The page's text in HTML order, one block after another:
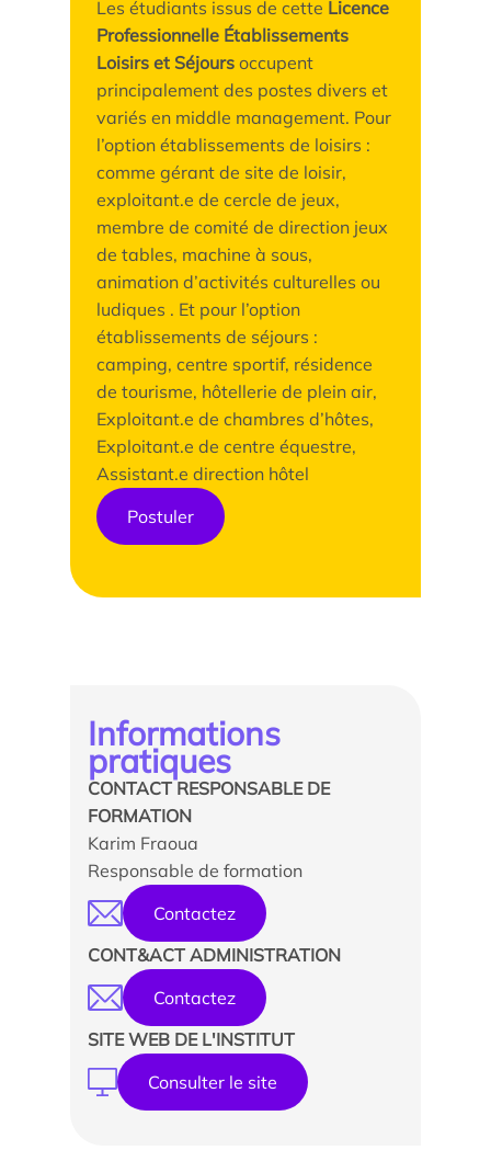
Les étudiants issus de cette Licence
Professionnelle Établissements
Loisirs et Séjours occupent
principalement des postes divers et
variés en middle management. Pour
l’option établissements de loisirs :
comme gérant de site de loisir,
exploitant.e de cercle de jeux,
membre de comité de direction jeux
de tables, machine à sous,
animation d’activités culturelles ou
ludiques . Et pour l’option
établissements de séjours :
camping, centre sportif, résidence
de tourisme, hôtellerie de plein air,
Exploitant.e de chambres d’hôtes,
Exploitant.e de centre équestre,
Assistant.e direction hôtel
Postuler
Informations
pratiques
CONTACT RESPONSABLE DE
FORMATION
Karim Fraoua
Responsable de formation
Contactez
CONT&ACT ADMINISTRATION
Contactez
SITE WEB DE L'INSTITUT
Consulter le site